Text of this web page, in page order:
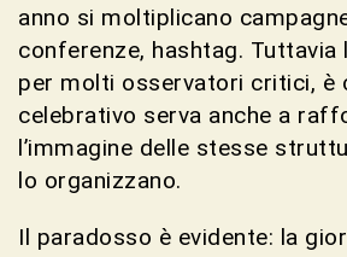
anno si moltiplicano
conferenze, hashtag. Tuttavia
per molti osservatori critici, è
celebrativo serva anche a
l’immagine delle stesse
lo organizzano.
Il paradosso è evidente: la